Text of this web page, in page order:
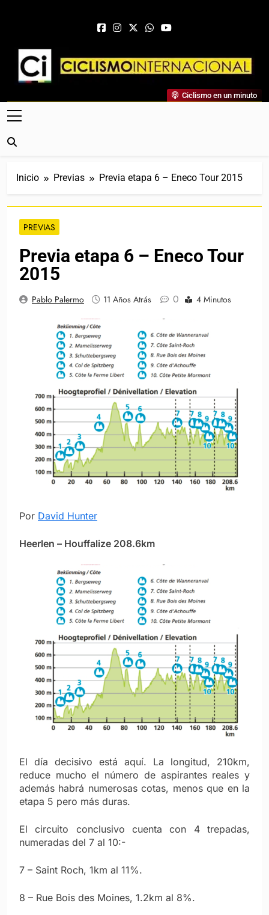
Ciclismo Internacional
Web Dedicada Al Ciclismo Mundial. Entrevistas, Análisis,
Crónicas, Previas Y Más. La Web Ciclista De Referencia.
Ciclismo en un minuto
Inicio Previas Previa etapa 6 – Eneco Tour 2015
PREVIAS
Previa etapa 6 – Eneco Tour
2015
Pablo Palermo 11 Años Atrás 0 4 Minutos
Por David Hunter
Heerlen – Houffalize 208.6km
El día decisivo está aquí. La longitud, 210km,
reduce mucho el número de aspirantes reales y
además habrá numerosas cotas, menos que en la
etapa 5 pero más duras.
El circuito conclusivo cuenta con 4 trepadas,
numeradas del 7 al 10:-
7 – Saint Roch, 1km al 11%.
8 – Rue Bois des Moines, 1.2km al 8%.